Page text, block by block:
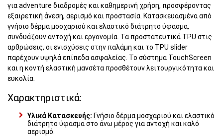
για adventure διαδρομές και καθημερινή χρήση, προσφέροντας
εξαιρετική άνεση, αερισμό και προστασία. Κατασκευασμένα από
γνήσιο δέρμα μοσχαριού και ελαστικό διάτρητο ύφασμα,
συνδυάζουν αντοχή και εργονομία. Τα προστατευτικά TPU στις
αρθρώσεις, οι ενισχύσεις στην παλάμη και το TPU slider
παρέχουν υψηλά επίπεδα ασφαλείας. Το σύστημα TouchScreen
και η κοντή ελαστική μανσέτα προσθέτουν λειτουργικότητα και
ευκολία.
Χαρακτηριστικά:
Υλικά Κατασκευής: Γνήσιο δέρμα μοσχαριού και ελαστικό
διάτρητο ύφασμα στο άνω μέρος για αντοχή και καλό
αερισμό.